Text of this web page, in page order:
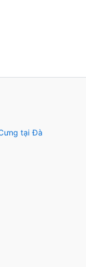
tại Đà